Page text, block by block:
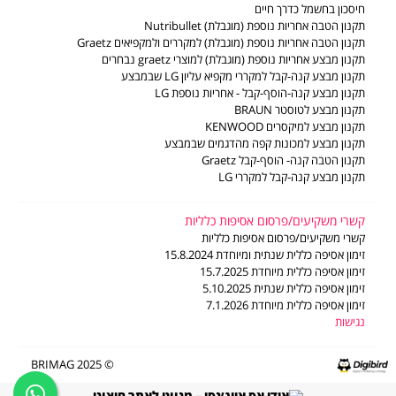
דוח פומבי לשנת 2024 לפי חוק שכר שווה לעובדת ולעובד
דוח פומבי לשנת 2025 לפי חוק שכר שווה לעובדת ולעובד
הסדר פשרה ב- ת"צ (מרכז) 2201-10-19
מדיניות פינוי פסולת ציוד חשמלי ואלקטרוני
משווקים מורשים - מוצרים קטנים
תעודות אחריות
חוברות הפעלה
ביטול עסקה
צור קשר
חיסכון בחשמל כדרך חיים
תקנון הטבה אחריות נוספת (מוגבלת) Nutribullet
תקנון הטבה אחריות נוספת (מוגבלת) למקררים ולמקפיאים Graetz
תקנון מבצע אחריות נוספת (מוגבלת) למוצרי graetz נבחרים
תקנון מבצע קנה-קבל למקררי מקפיא עליון LG שבמבצע
תקנון מבצע קנה-הוסף-קבל - אחריות נוספת LG
תקנון מבצע לטוסטר BRAUN
תקנון מבצע למיקסרים KENWOOD
תקנון מבצע למכונות קפה מהדגמים שבמבצע
תקנון הטבה קנה- הוסף-קבל Graetz
תקנון מבצע קנה-קבל למקררי LG
קשרי משקיעים/פרסום אסיפות כלליות
קשרי משקיעים/פרסום אסיפות כלליות
זימון אסיפה כללית שנתית ומיוחדת 15.8.2024
זימון אסיפה כללית מיוחדת 15.7.2025
זימון אסיפה כללית שנתית 5.10.2025
זימון אסיפה כללית מיוחדת 7.1.2026
נגישות
© 2025 BRIMAG